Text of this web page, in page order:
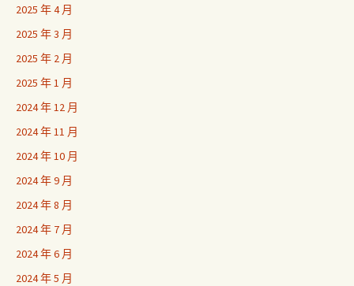
2025 年 4 月
2025 年 3 月
2025 年 2 月
2025 年 1 月
2024 年 12 月
2024 年 11 月
2024 年 10 月
2024 年 9 月
2024 年 8 月
2024 年 7 月
2024 年 6 月
2024 年 5 月